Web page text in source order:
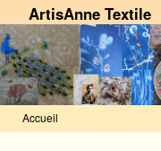
ArtisAnne Textile
Accueil